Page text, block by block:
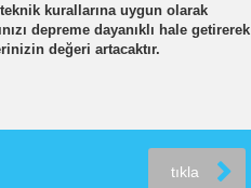
kurallarına uygun olarak
depreme dayanıklı hale getirerek
değeri artacaktır.
tıkla